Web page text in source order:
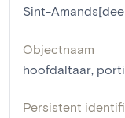
Sint-
Objectnaam
hoofdaltaar,
Persistent